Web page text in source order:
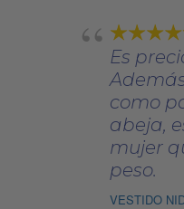
Es
como
abeja,
mujer
peso.
VESTIDO